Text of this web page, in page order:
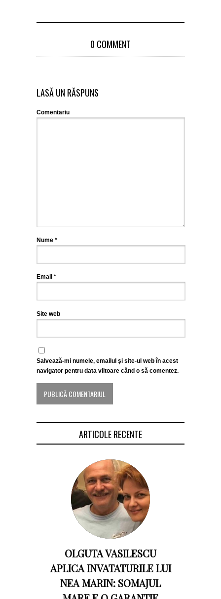
0 COMMENT
LASĂ UN RĂSPUNS
Comentariu
Nume *
Email *
Site web
Salvează-mi numele, emailul și site-ul web în acest
navigator pentru data viitoare când o să comentez.
ARTICOLE RECENTE
OLGUTA VASILESCU
APLICA INVATATURILE LUI
NEA MARIN: SOMAJUL